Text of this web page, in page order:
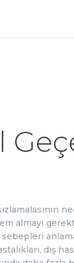
almayı
sebepleri
diş